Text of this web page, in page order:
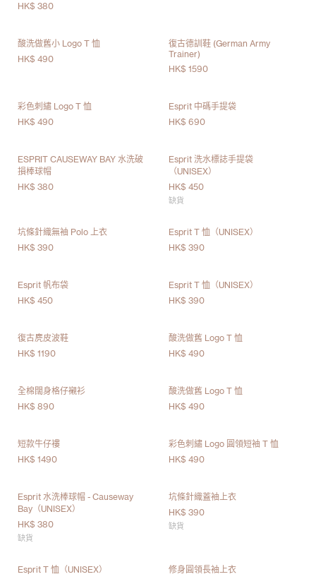
HK$ 380
酸洗做舊小 Logo T 恤
HK$ 490
復古德訓鞋 (German Army
Trainer)
HK$ 1590
彩色刺繡 Logo T 恤
HK$ 490
Esprit 中碼手提袋
HK$ 690
ESPRIT CAUSEWAY BAY 水洗破
損棒球帽
HK$ 380
Esprit 洗水標誌手提袋
（UNISEX）
HK$ 450
缺貨
坑條針織無袖 Polo 上衣
HK$ 390
Esprit T 恤（UNISEX）
HK$ 390
Esprit 帆布袋
HK$ 450
Esprit T 恤（UNISEX）
HK$ 390
復古麂皮波鞋
HK$ 1190
酸洗做舊 Logo T 恤
HK$ 490
全棉闊身格仔襯衫
HK$ 890
酸洗做舊 Logo T 恤
HK$ 490
短款牛仔褸
HK$ 1490
彩色刺繡 Logo 圓領短袖 T 恤
HK$ 490
Esprit 水洗棒球帽 - Causeway
Bay（UNISEX）
HK$ 380
缺貨
坑條針織蓋袖上衣
HK$ 390
缺貨
Esprit T 恤（UNISEX）
修身圓領長袖上衣